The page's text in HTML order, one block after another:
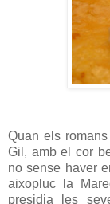
Quan els
Gil, amb el cor
no sense haver
aixopluc la
presidia les